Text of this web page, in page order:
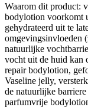
Waarom dit product:
bodylotion voorkomt
gehydrateerd uit te
omgevingsinvloeden
natuurlijke
vocht uit de huid kan
repair bodylotion,
Vaseline jelly,
de natuurlijke
parfumvrije